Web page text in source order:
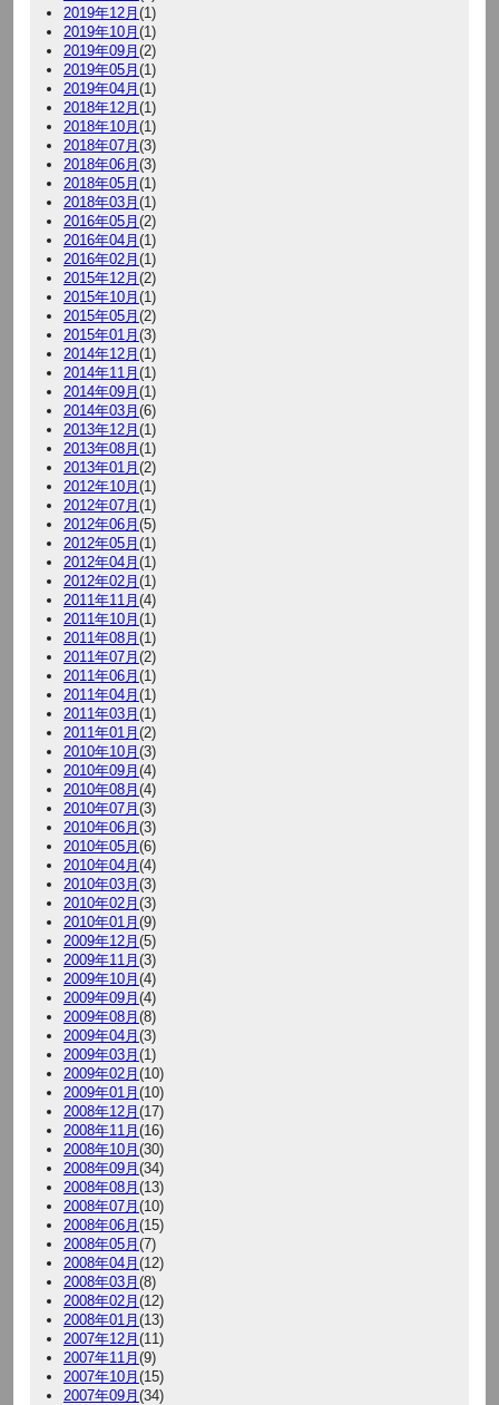
2019年12月(1)
2019年10月(1)
2019年09月(2)
2019年05月(1)
2019年04月(1)
2018年12月(1)
2018年10月(1)
2018年07月(3)
2018年06月(3)
2018年05月(1)
2018年03月(1)
2016年05月(2)
2016年04月(1)
2016年02月(1)
2015年12月(2)
2015年10月(1)
2015年05月(2)
2015年01月(3)
2014年12月(1)
2014年11月(1)
2014年09月(1)
2014年03月(6)
2013年12月(1)
2013年08月(1)
2013年01月(2)
2012年10月(1)
2012年07月(1)
2012年06月(5)
2012年05月(1)
2012年04月(1)
2012年02月(1)
2011年11月(4)
2011年10月(1)
2011年08月(1)
2011年07月(2)
2011年06月(1)
2011年04月(1)
2011年03月(1)
2011年01月(2)
2010年10月(3)
2010年09月(4)
2010年08月(4)
2010年07月(3)
2010年06月(3)
2010年05月(6)
2010年04月(4)
2010年03月(3)
2010年02月(3)
2010年01月(9)
2009年12月(5)
2009年11月(3)
2009年10月(4)
2009年09月(4)
2009年08月(8)
2009年04月(3)
2009年03月(1)
2009年02月(10)
2009年01月(10)
2008年12月(17)
2008年11月(16)
2008年10月(30)
2008年09月(34)
2008年08月(13)
2008年07月(10)
2008年06月(15)
2008年05月(7)
2008年04月(12)
2008年03月(8)
2008年02月(12)
2008年01月(13)
2007年12月(11)
2007年11月(9)
2007年10月(15)
2007年09月(34)